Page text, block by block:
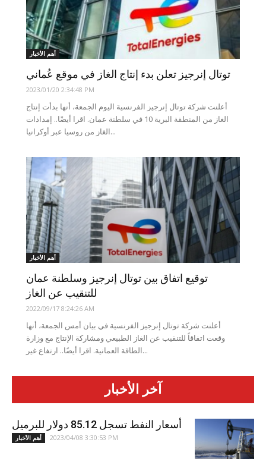
أهم الأخبار
توتال إنرجيز تعلن بدء إنتاج الغاز في موقع عُماني
2023/01/20 2:34:48 PM
أعلنت شركة توتال إنرجيز الفرنسية اليوم الجمعة، أنها بدأت إنتاج
الغاز من المنطقة البرية 10 في سلطنة عمان. اقرا أيضًا.. إمدادات
الغاز من روسيا عبر أوكرانيا...
أهم الأخبار
توقيع اتفاق بين توتال إنرجيز وسلطنة عمان
للتنقيب عن الغاز
2022/09/17 8:24:26 AM
أعلنت شركة توتال إنرجيز الفرنسية في بيان أمس الجمعة، أنها
وقعت اتفاقاً للتنقيب عن الغاز الطبيعي ومشاركة الإنتاج مع وزارة
الطاقة العمانية. اقرا أيضًا.. ارتفاع غير...
آخر الأخبار
أسعار النفط تسجل 85.12 دولار للبرميل
أهم الأخبار 2023/04/08 3:30:53 PM